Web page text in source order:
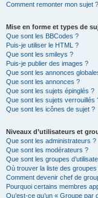
Comment remonter mon sujet ?
Mise en forme et types de
Que sont les BBCodes ?
Puis-je utiliser le HTML ?
Que sont les smileys ?
Puis-je publier des images ?
Que sont les annonces
Que sont les annonces ?
Que sont les sujets épinglés ?
Que sont les sujets verrouillés
Que sont les icônes de sujet ?
Niveaux d’utilisateurs et
Que sont les administrateurs ?
Que sont les modérateurs ?
Que sont les groupes
Où trouver la liste des
Comment devenir chef de
Pourquoi certains membres
Qu’est-ce qu’un « Groupe par